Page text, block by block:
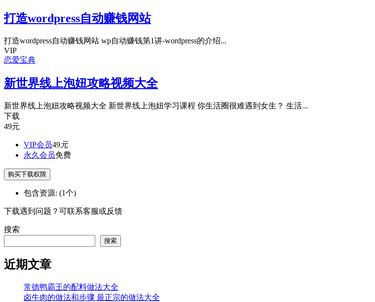
打造wordpress自动赚钱网站
打造wordpress自动赚钱网站 wp自动赚钱第1讲-wordpress的介绍...
VIP
恋爱宝典
新世界线上泡妞攻略视频大全
新世界线上泡妞攻略视频大全 新世界线上泡妞学习课程 你生活圈很难遇到女生？ 生活...
下载
49元
VIP会员49元
永久会员免费
购买下载权限
包含资源: (1个)
下载遇到问题？可联系客服或反馈
搜索
搜索
近期文章
常德鸭霸王的配料做法大全
卤牛肉的做法和步骤 最正宗的做法大全